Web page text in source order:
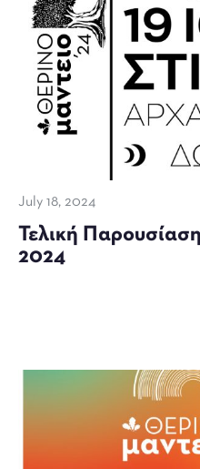
July 18, 2024
Τελική
2024